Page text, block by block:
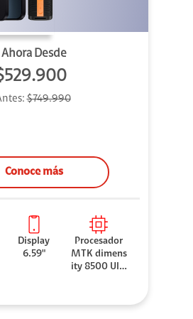
Ahora Desde
$749.990
Conoce más
Display
6.59"
Procesador
MTK dimens
ity 8500 Ultr